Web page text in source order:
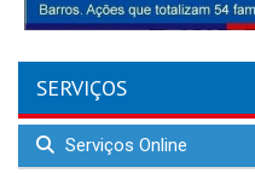
SERVIÇOS
Serviços Online